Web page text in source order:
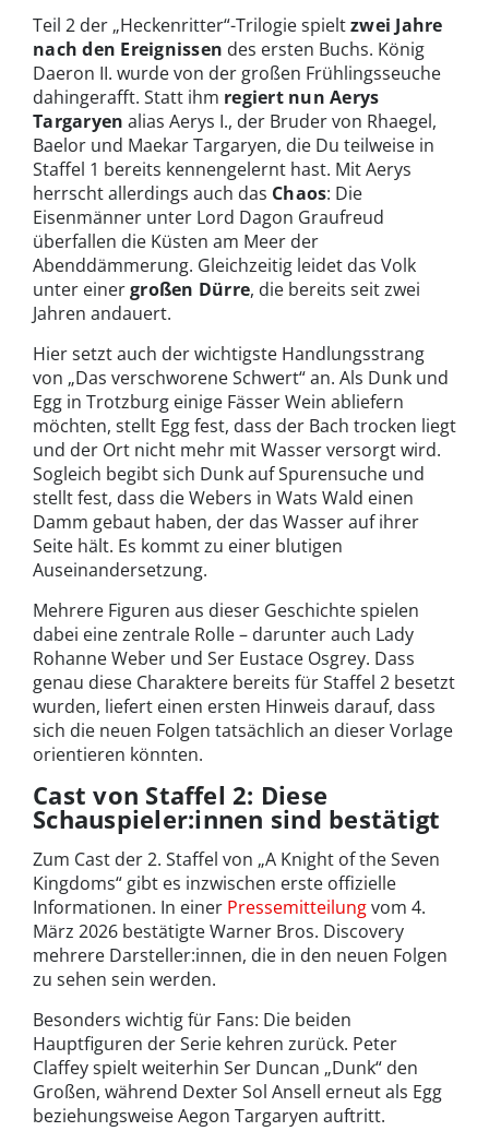
Teil 2 der „Heckenritter“-Trilogie spieltzwei Jahre
nach den Ereignissen des ersten Buchs. König
Daeron II. wurde von der großen Frühlingsseuche
dahingerafft. Statt ihm regiert nun Aerys
Targaryen alias Aerys I., der Bruder von Rhaegel,
Baelor und Maekar Targaryen, die Du teilweise in
Staffel 1 bereits kennengelernt hast. Mit Aerys
herrscht allerdings auch das Chaos: Die
Eisenmänner unter Lord Dagon Graufreud
überfallen die Küsten am Meer der
Abenddämmerung. Gleichzeitig leidet das Volk
unter einergroßen Dürre, die bereits seit zwei
Jahren andauert.
Hier setzt auch der wichtigste Handlungsstrang
von „Das verschworene Schwert“ an. Als Dunk und
Egg in Trotzburg einige Fässer Wein abliefern
möchten, stellt Egg fest, dass der Bach trocken liegt
und der Ort nicht mehr mit Wasser versorgt wird.
Sogleich begibt sich Dunk auf Spurensuche und
stellt fest, dass die Webers in Wats Wald einen
Damm gebaut haben, der das Wasser auf ihrer
Seite hält. Es kommt zu einer blutigen
Auseinandersetzung.
Mehrere Figuren aus dieser Geschichte spielen
dabei eine zentrale Rolle – darunter auch Lady
Rohanne Weber und Ser Eustace Osgrey. Dass
genau diese Charaktere bereits für Staffel 2 besetzt
wurden, liefert einen ersten Hinweis darauf, dass
sich die neuen Folgen tatsächlich an dieser Vorlage
orientieren könnten.
Cast von Staffel 2: Diese
Schauspieler:innen sind bestätigt
Zum Cast der 2. Staffel von „A Knight of the Seven
Kingdoms“ gibt es inzwischen erste offizielle
Informationen. In einer Pressemitteilungvom 4.
März 2026 bestätigte Warner Bros. Discovery
mehrere Darsteller:innen, die in den neuen Folgen
zu sehen sein werden.
Besonders wichtig für Fans: Die beiden
Hauptfiguren der Serie kehren zurück. Peter
Claffey spielt weiterhin Ser Duncan „Dunk“ den
Großen, während Dexter Sol Ansell erneut als Egg
beziehungsweise Aegon Targaryen auftritt.